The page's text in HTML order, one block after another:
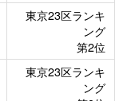
東京23区ランキ
ング
第2位
東京23区ランキ
ング